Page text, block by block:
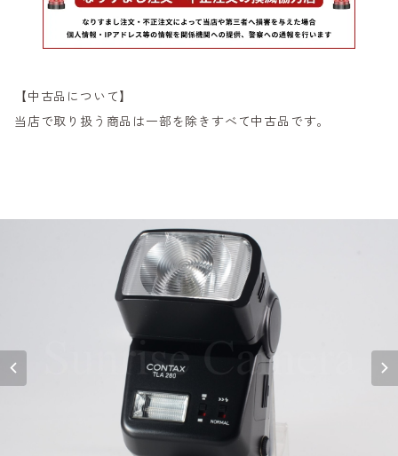
【中古品について】
当店で取り扱う商品は一部を除きすべて中古品です。